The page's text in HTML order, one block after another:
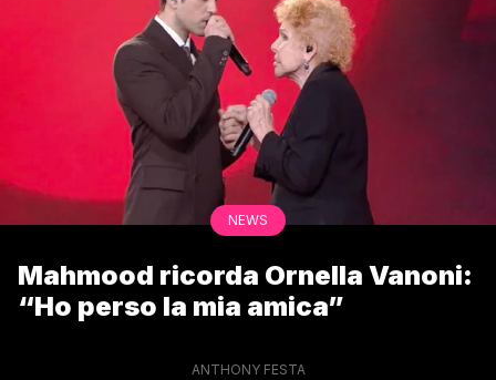
NEWS
Mahmood ricorda Ornella Vanoni:
“Ho perso la mia amica”
ANTHONY FESTA